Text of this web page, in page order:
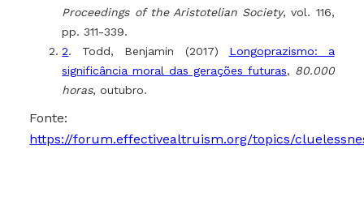
Proceedings of the Aristotelian Society, vol. 116,
pp. 311-339.
2. Todd, Benjamin (2017) Longoprazismo: a
significância moral das gerações futuras, 80.000
horas, outubro.
Fonte:
https://forum.effectivealtruism.org/topics/